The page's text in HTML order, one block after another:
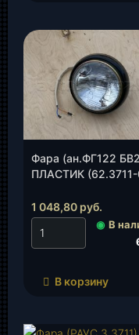
Фара (ан.ФГ122
ПЛАСТИК
шт.
1 048,80 руб.
◉ В
В корзину